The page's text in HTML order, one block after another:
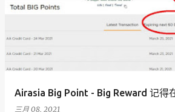
Airasia Big Point - Big Reward 记得
三月 08, 2021